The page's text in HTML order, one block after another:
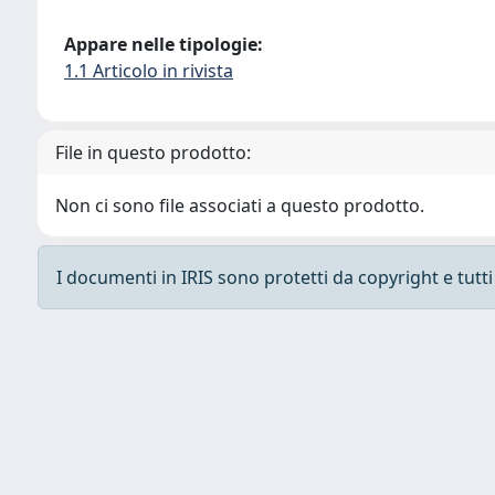
Appare nelle tipologie:
1.1 Articolo in rivista
File in questo prodotto:
Non ci sono file associati a questo prodotto.
I documenti in IRIS sono protetti da copyright e